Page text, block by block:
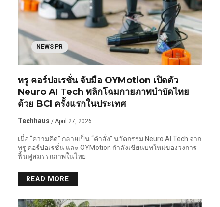
NEWS PR
ทรู คอร์ปอเรชั่น จับมือ OYMotion เปิดตัว
Neuro AI Tech พลิกโฉมกายภาพบำบัดไทย
ด้วย BCI ครั้งแรกในประเทศ
Techhaus / April 27, 2026
เมื่อ “ความคิด” กลายเป็น “คำสั่ง” นวัตกรรม Neuro AI Tech จาก
ทรู คอร์ปอเรชั่น และ OYMotion กำลังเขียนบทใหม่ของวงการ
ฟื้นฟูสมรรถภาพในไทย
READ MORE